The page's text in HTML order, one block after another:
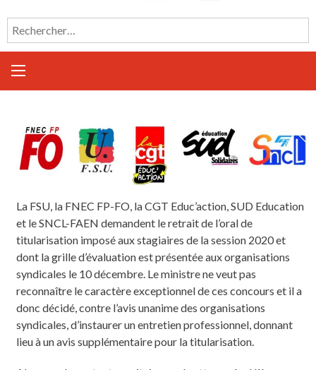
Rechercher :
La FSU, la FNEC FP-FO, la CGT Educ’action, SUD Education
et le SNCL-FAEN demandent le retrait de l’oral de
titularisation imposé aux stagiaires de la session 2020 et
dont la grille d’évaluation est présentée aux organisations
syndicales le 10 décembre. Le ministre ne veut pas
reconnaître le caractère exceptionnel de ces concours et il a
donc décidé, contre l’avis unanime des organisations
syndicales, d’instaurer un entretien professionnel, donnant
lieu à un avis supplémentaire pour la titularisation.